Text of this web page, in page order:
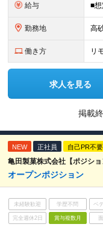
給与
勤務地
働き方 リ
求人を見る
掲載
NEW 正社員 自己PR不要
亀田製菓株式会社【ポジショ
オープンポジション
未経験歓迎 学歴不問 ベ
完全週休2日 賞与複数月